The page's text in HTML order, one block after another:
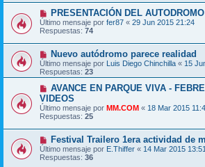
PRESENTACIÓN DEL
Último mensaje por fer87 « 29 Jun 2015 21:24
Respuestas: 74
Nuevo autódromo parece realidad
Último mensaje por Luis Diego Chinchilla « 15
Respuestas: 23
AVANCE EN PARQUE VIVA -
VIDEOS
Último mensaje por MM.COM « 18 Mar 2015
Respuestas: 25
Festival Trailero 1era actividad de
Último mensaje por E.Thiffer « 14 Mar 2015 13:51
Respuestas: 36